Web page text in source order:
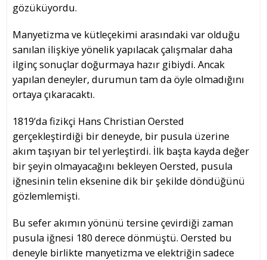
gözüküyordu.
Manyetizma ve kütleçekimi arasındaki var olduğu
sanılan ilişkiye yönelik yapılacak çalışmalar daha
ilginç sonuçlar doğurmaya hazır gibiydi. Ancak
yapılan deneyler, durumun tam da öyle olmadığını
ortaya çıkaracaktı.
1819’da fizikçi Hans Christian Oersted
gerçekleştirdiği bir deneyde, bir pusula üzerine
akım taşıyan bir tel yerleştirdi. İlk başta kayda değer
bir şeyin olmayacağını bekleyen Oersted, pusula
iğnesinin telin eksenine dik bir şekilde döndüğünü
gözlemlemişti.
Bu sefer akımın yönünü tersine çevirdiği zaman
pusula iğnesi 180 derece dönmüştü. Oersted bu
deneyle birlikte manyetizma ve elektriğin sadece